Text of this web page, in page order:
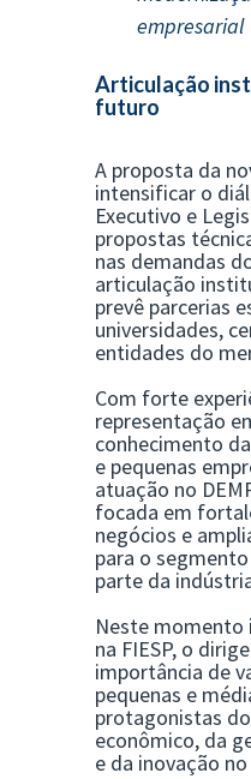
empresarial
Articulação
futuro
A proposta da
intensificar o
Executivo e
propostas
nas demandas
articulação
prevê parcerias
universidades,
entidades do
Com forte
representação
conhecimento
e pequenas
atuação no
focada em
negócios e
para o
parte da
Neste momento
na FIESP, o
importância de
pequenas e
protagonistas
econômico, da
e da inovação